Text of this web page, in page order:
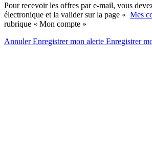
Pour recevoir les offres par e-mail, vous
électronique et la valider sur la page « Mes
rubrique « Mon compte »
AnnulerEnregistrer mon alerte Enregistrer